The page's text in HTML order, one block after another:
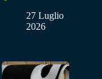
27 Luglio
2026